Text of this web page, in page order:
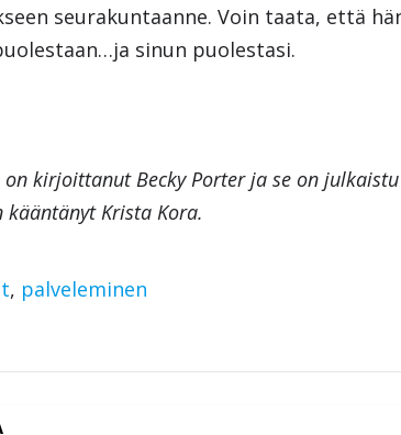
seurakuntaanne. Voin taata, että
sinun puolestasi.
kirjoittanut Becky Porter ja se on
Krista Kora.
, palveleminen